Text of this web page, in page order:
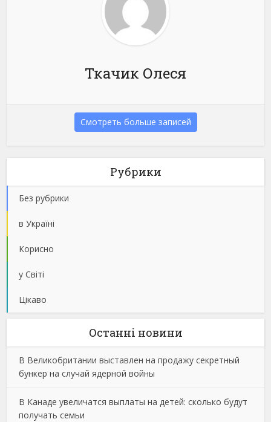
Ткачик Олеся
Смотреть больше записей
Рубрики
Без рубрики
в Україні
Корисно
у Світі
Цікаво
Останнi новини
В Великобритании выставлен на продажу секретный
бункер на случай ядерной войны
В Канаде увеличатся выплаты на детей: сколько будут
получать семьи